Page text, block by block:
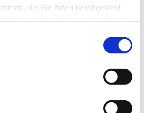
die Sie ihnen bereitgestellt
Apps, IT hält die Kontrolle.